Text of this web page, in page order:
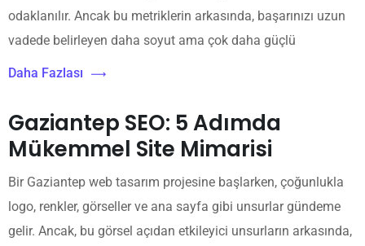
odaklanılır. Ancak bu metriklerin arkasında, başarınızı uzun
vadede belirleyen daha soyut ama çok daha güçlü
Daha Fazlası
Gaziantep SEO: 5 Adımda
Mükemmel Site Mimarisi
Bir Gaziantep web tasarım projesine başlarken, çoğunlukla
logo, renkler, görseller ve ana sayfa gibi unsurlar gündeme
gelir. Ancak, bu görsel açıdan etkileyici unsurların arkasında,